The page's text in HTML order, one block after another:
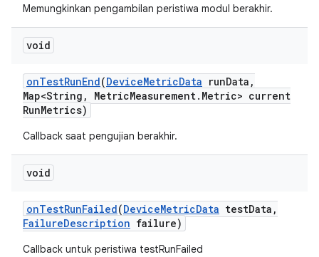
Memungkinkan pengambilan peristiwa modul berakhir.
void
onTestRunEnd(DeviceMetricData runData ,
Map<String , MetricMeasurement. Metric> current
RunMetrics)
Callback saat pengujian berakhir.
void
onTestRunFailed(DeviceMetricData testData ,
FailureDescription failure)
Callback untuk peristiwa testRunFailed